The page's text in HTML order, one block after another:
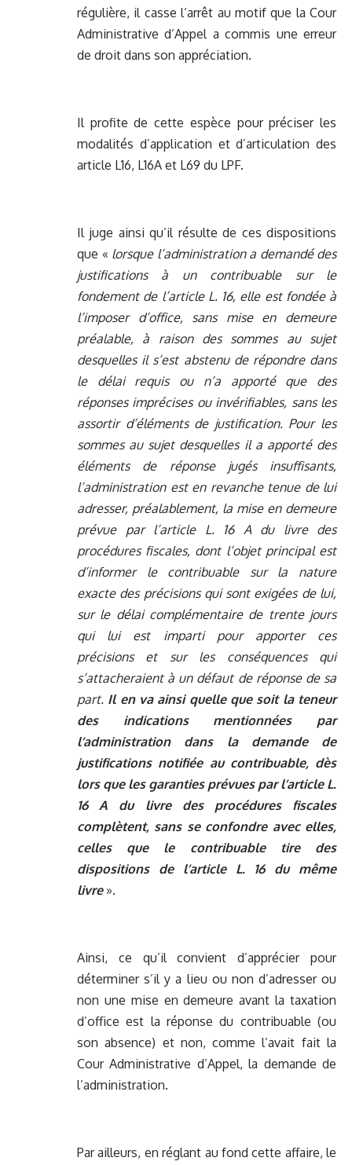
régulière, il casse l’arrêt au motif que la Cour
Administrative d’Appel a commis une erreur
de droit dans son appréciation.
Il profite de cette espèce pour préciser les
modalités d’application et d’articulation des
article L16, L16A et L69 du LPF.
Il juge ainsi qu’il résulte de ces dispositions
que « lorsque l’administration a demandé des
justifications à un contribuable sur le
fondement de l’article L. 16, elle est fondée à
l’imposer d’office, sans mise en demeure
préalable, à raison des sommes au sujet
desquelles il s’est abstenu de répondre dans
le délai requis ou n’a apporté que des
réponses imprécises ou invérifiables, sans les
assortir d’éléments de justification. Pour les
sommes au sujet desquelles il a apporté des
éléments de réponse jugés insuffisants,
l’administration est en revanche tenue de lui
adresser, préalablement, la mise en demeure
prévue par l’article L. 16 A du livre des
procédures fiscales, dont l’objet principal est
d’informer le contribuable sur la nature
exacte des précisions qui sont exigées de lui,
sur le délai complémentaire de trente jours
qui lui est imparti pour apporter ces
précisions et sur les conséquences qui
s’attacheraient à un défaut de réponse de sa
part. Il en va ainsi quelle que soit la teneur
des indications mentionnées par
l’administration dans la demande de
justifications notifiée au contribuable, dès
lors que les garanties prévues par l’article L.
16 A du livre des procédures fiscales
complètent, sans se confondre avec elles,
celles que le contribuable tire des
dispositions de l’article L. 16 du même
livre».
Ainsi, ce qu’il convient d’apprécier pour
déterminer s’il y a lieu ou non d’adresser ou
non une mise en demeure avant la taxation
d’office est la réponse du contribuable (ou
son absence) et non, comme l’avait fait la
Cour Administrative d’Appel, la demande de
l’administration.
Par ailleurs, en réglant au fond cette affaire, le